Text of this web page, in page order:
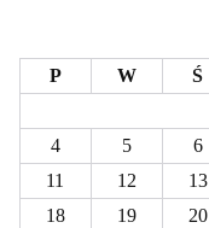
P
W Ś
4
5 6
11
12 13
18
19 20